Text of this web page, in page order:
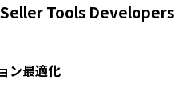
Tools Developers
ン最適化